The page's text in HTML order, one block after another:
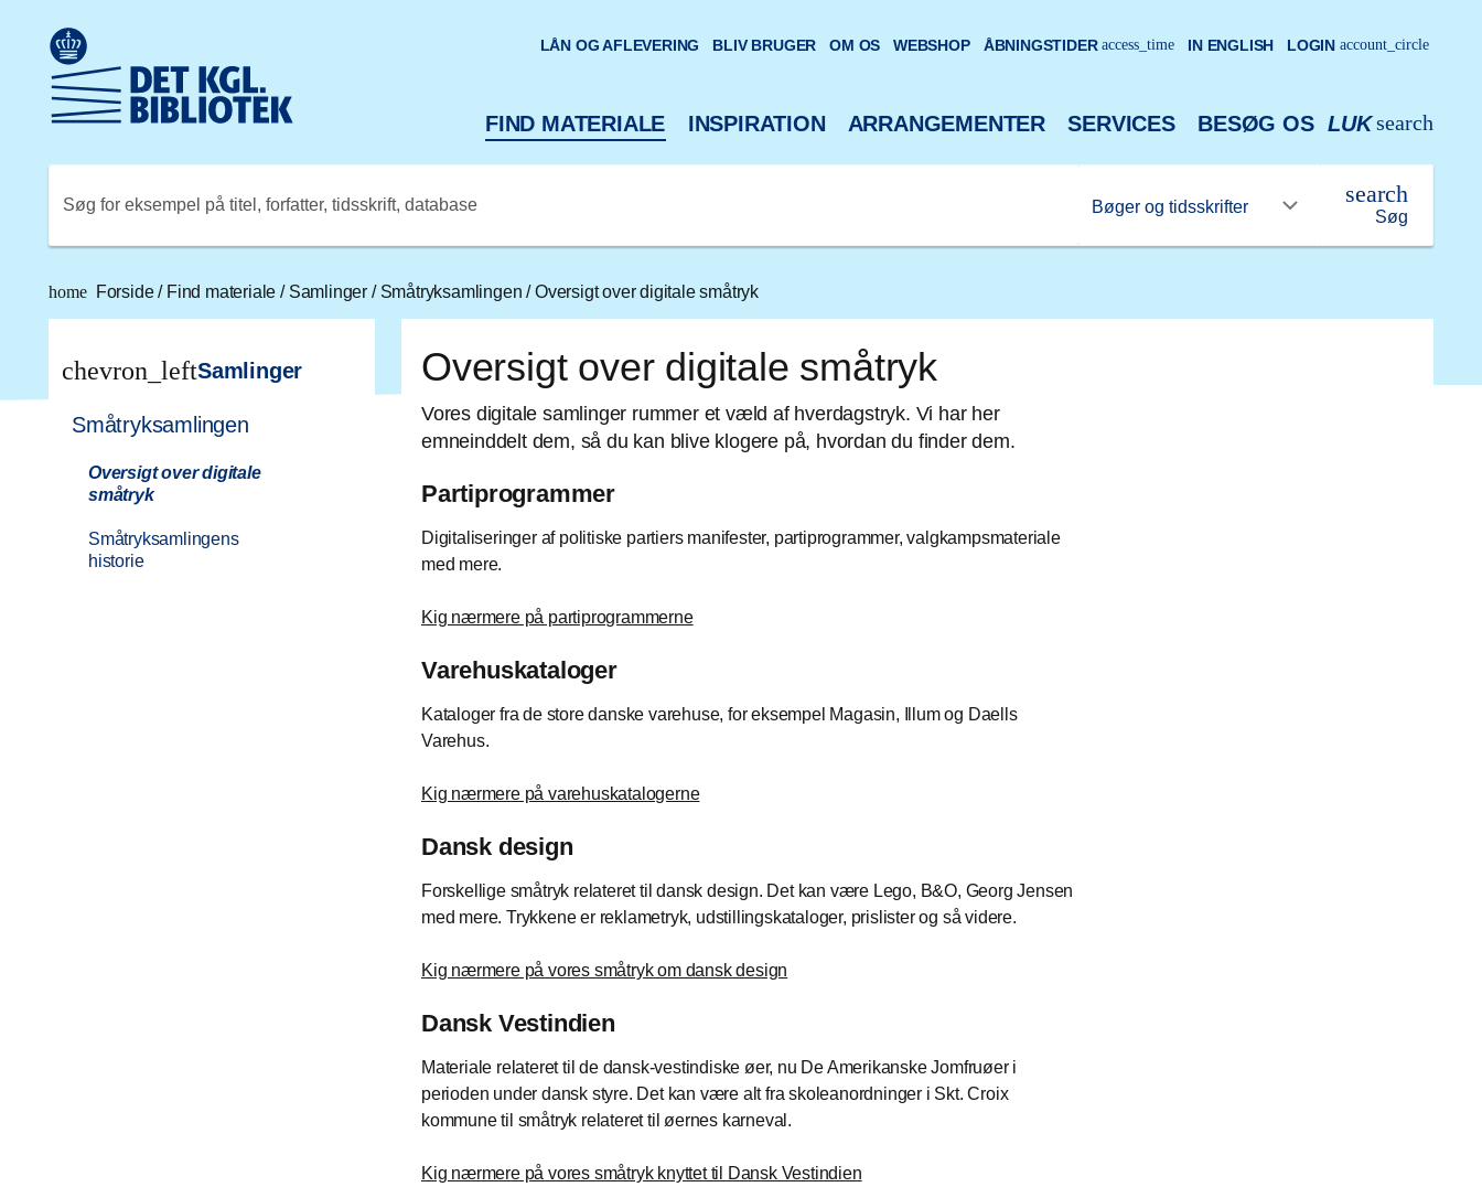
Det Kongelige Biblioteks logo. Gå til Det Kongelige Biblioteks hjemmeside
FIND MATERIALE INSPIRATION ARRANGEMENTER SERVICES BESØG OS search
LUK
Søg for eksempel på titel, forfatter, tidsskrift, database
Søg
search
LÅN OG AFLEVERING BLIV BRUGER OM OS WEBSHOP ÅBNINGSTIDER access_time IN ENGLISH LOGIN account_circle
home Forside/ Find materiale/ Samlinger / Småtryksamlingen/ Oversigt over digitale småtryk
chevron_leftSamlinger
Småtryksamlingen
Oversigt over digitale
småtryk
Småtryksamlingens
historie
Oversigt over digitale småtryk
Vores digitale samlinger rummer et væld af hverdagstryk. Vi har her
emneinddelt dem, så du kan blive klogere på, hvordan du finder dem.
Partiprogrammer
Digitaliseringer af politiske partiers manifester, partiprogrammer, valgkampsmateriale
med mere.
Kig nærmere på partiprogrammerne
Varehuskataloger
Kataloger fra de store danske varehuse, for eksempel Magasin, Illum og Daells
Varehus.
Kig nærmere på varehuskatalogerne
Dansk design
Forskellige småtryk relateret til dansk design. Det kan være Lego, B&O, Georg Jensen
med mere. Trykkene er reklametryk, udstillingskataloger, prislister og så videre.
Kig nærmere på vores småtryk om dansk design
Dansk Vestindien
Materiale relateret til de dansk-vestindiske øer, nu De Amerikanske Jomfruøer i
perioden under dansk styre. Det kan være alt fra skoleanordninger i Skt. Croix
kommune til småtryk relateret til øernes karneval.
Kig nærmere på vores småtryk knyttet til Dansk Vestindien